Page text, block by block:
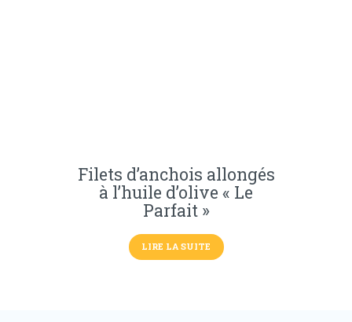
Filets d’anchois allongés
à l’huile d’olive « Le
Parfait »
LIRE LA SUITE